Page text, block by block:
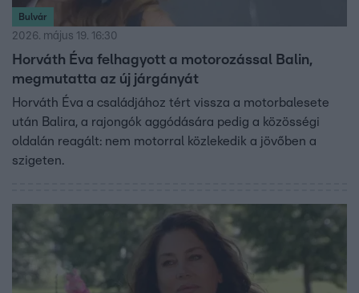
Bulvár
2026. május 19. 16:30
Horváth Éva felhagyott a motorozással Balin,
megmutatta az új járgányát
Horváth Éva a családjához tért vissza a motorbalesete
után Balira, a rajongók aggódására pedig a közösségi
oldalán reagált: nem motorral közlekedik a jövőben a
szigeten.